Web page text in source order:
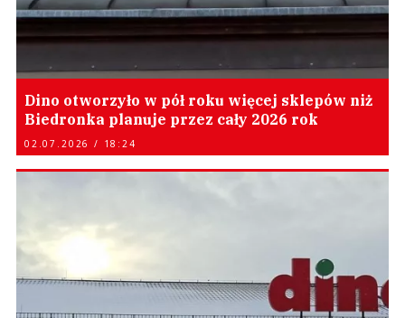
Dino otworzyło w pół roku więcej sklepów niż
Biedronka planuje przez cały 2026 rok
02.07.2026 / 18:24